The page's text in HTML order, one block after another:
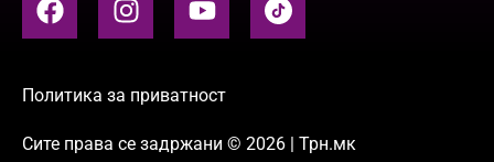
Политика за приватност
Сите права се задржани © 2026 | Трн.мк